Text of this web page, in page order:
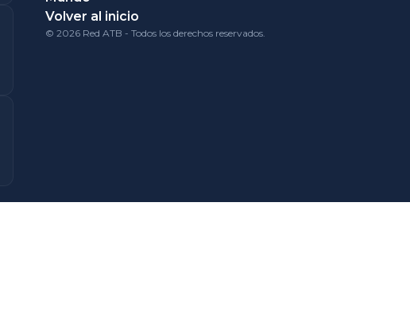
Volver al inicio
© 2026 Red ATB - Todos los derechos reservados.